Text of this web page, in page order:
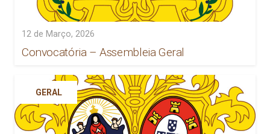
12 de Março, 2026
Convocatória – Assembleia Geral
GERAL